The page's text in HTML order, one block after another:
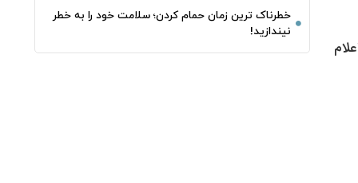
خطرناک‌ ترین زمان‌ حمام کردن؛ سلامت خود را به خطر
نیندازید!